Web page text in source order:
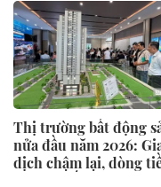
Thị trường bất động
nửa đầu năm 2026:
dịch chậm lại, dòng